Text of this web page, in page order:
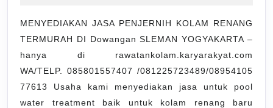
RENANG
DI
Dowangan
SLEMAN
MENYEDIAKAN JASA PENJERNIH KOLAM RENANG
TERMURAH DI Dowangan SLEMAN YOGYAKARTA –
hanya di rawatankolam.karyarakyat.com
WA/TELP. 085801557407 /081225723489/08954105
77613 Usaha kami menyediakan jasa untuk pool
water treatment baik untuk kolam renang baru